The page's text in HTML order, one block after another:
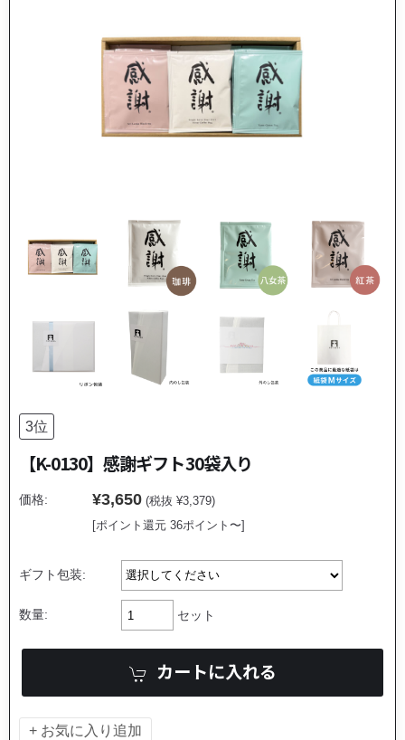
【K-0130】感謝ギフト30袋入り
価格: ¥3,650 (税抜 ¥3,379)
[ポイント還元 36ポイント〜]
ギフト包装:
数量: セット